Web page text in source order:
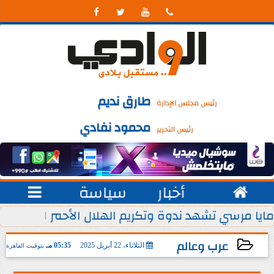
   
رئيس مجلس الإدارة طارق نديم
رئيس التحرير محمود نفادي
 أخبار سياسة 
يوليو من كل عام
مايا مرسي تشهد ندوة وتكريم الهلال الأحمر
عرب وعالم الثلاثاء، 22 أبريل 2025 05:35 مـ بتوقيت القاهرة